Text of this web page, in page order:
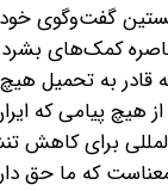
گفت‌وگوی
کمک‌های
قادر به تحمیل
هیچ پیامی که
برای کاهش
که ما حق